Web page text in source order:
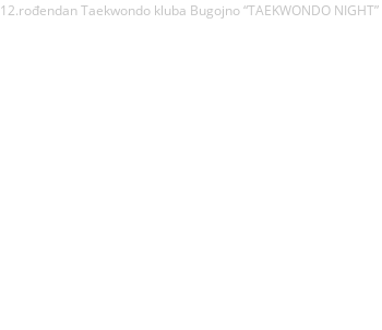
12.rođendan Taekwondo kluba Bugojno “TAEKWONDO NIGHT”